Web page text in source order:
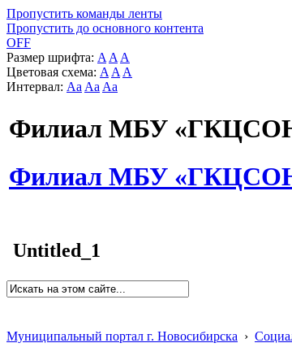
Пропустить команды ленты
Пропустить до основного контента
OFF
Размер шрифта: A A A
Цветовая схема: A A A
Интервал: Aa Aa Aa
Филиал МБУ
Филиал МБУ
Untitled_1
Муниципальный портал г. Новосибирска ›